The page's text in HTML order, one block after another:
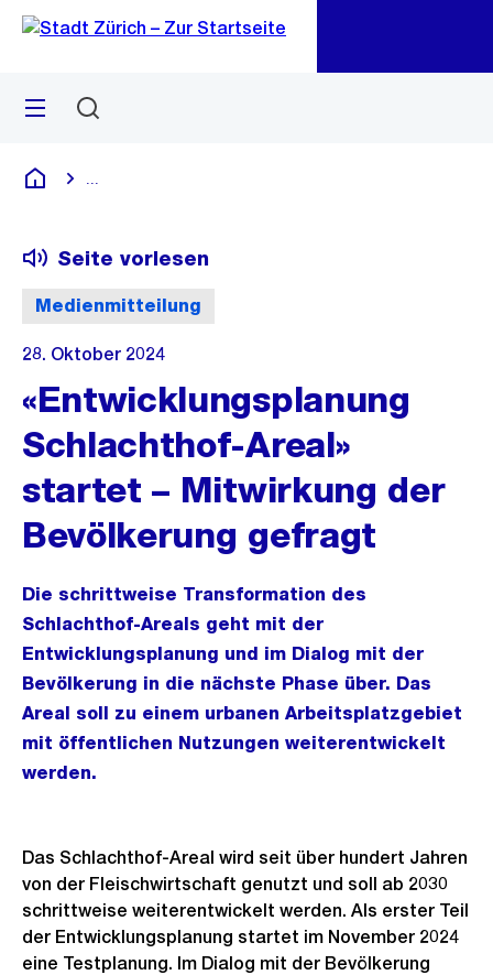
Navigation
Sprunglink
Menü
Deutsch
Medienmitteilung
Seite vorlesen
28. Oktober 2024
«Entwicklungsplanung
Schlachthof-Areal»
startet – Mitwirkung der
Bevölkerung gefragt
Die schrittweise Transformation des
Schlachthof-Areals geht mit der
Entwicklungsplanung und im Dialog mit der
Bevölkerung in die nächste Phase über. Das
Areal soll zu einem urbanen Arbeitsplatzgebiet
mit öffentlichen Nutzungen weiterentwickelt
werden.
Das Schlachthof-Areal wird seit über hundert Jahren
von der Fleischwirtschaft genutzt und soll ab 2030
schrittweise weiterentwickelt werden. Als erster Teil
der Entwicklungsplanung startet im November 2024
eine Testplanung. Im Dialog mit der Bevölkerung